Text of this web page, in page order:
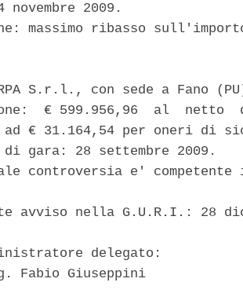
novembre 2009.
massimo ribasso
S.r.l., con sede a Fano
€ 599.956,96  al  netto
€ 31.164,54 per oneri di
gara: 28 settembre 2009.
controversia e' competente
avviso nella G.U.R.I.: 28
delegato:
Fabio Giuseppini